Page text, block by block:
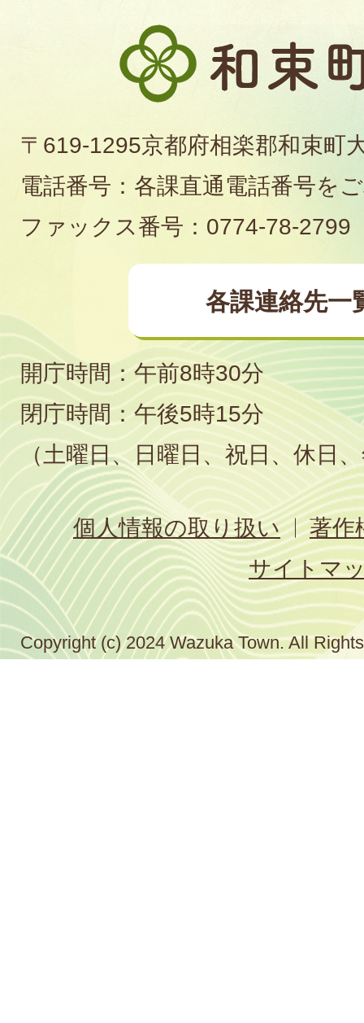
和
束
役
場
〒619-1295京都府相楽郡和束町
電話番号：各課直通電話番号を
ファックス番号：0774-78-2799
各課連絡先一
開庁時間：午前8時30分
閉庁時間：午後5時15分
（土曜日、日曜日、祝日、休日
個人情報の取り扱い
著作
サイトマ
Copyright (c) 2024 Wazuka Town. All